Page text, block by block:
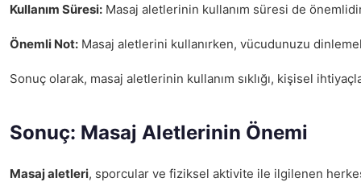
Kullanım Süresi: Masaj aletlerinin kullanım süresi de
Önemli Not: Masaj aletlerini kullanırken, vücudunuzu
Sonuç olarak, masaj aletlerinin kullanım sıklığı, kişisel
Sonuç: Masaj Aletlerinin Önemi
Masaj aletleri, sporcular ve fiziksel aktivite ile ilgilenen